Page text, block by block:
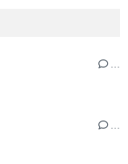
…
…